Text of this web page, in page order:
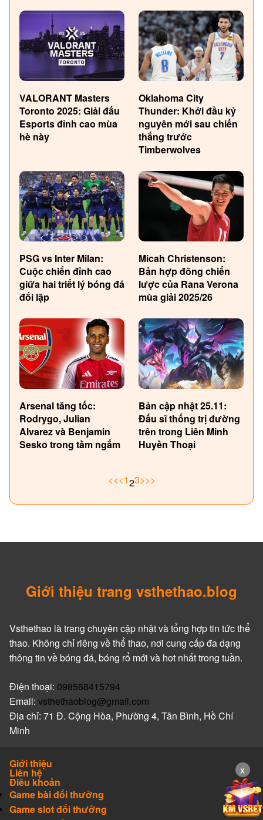
VALORANT Masters
Toronto 2025: Giải đấu
Esports đỉnh cao mùa
hè này
Oklahoma City
Thunder: Khởi đầu kỷ
nguyên mới sau chiến
thắng trước
Timberwolves
PSG vs Inter Milan:
Cuộc chiến đỉnh cao
giữa hai triết lý bóng đá
đối lập
Micah Christenson:
Bản hợp đồng chiến
lược của Rana Verona
mùa giải 2025/26
Arsenal tăng tốc:
Rodrygo, Julian
Alvarez và Benjamin
Sesko trong tầm ngắm
Bản cập nhật 25.11:
Đấu sĩ thống trị đường
trên trong Liên Minh
Huyền Thoại
<<<123>>>
Giới thiệu trang vsthethao.blog
Vsthethao là trang chuyên cập nhật và tổng hợp tin tức thể
thao. Không chỉ riêng về thể thao, nơi cung cấp đa dạng
thông tin về bóng đá, bóng rổ mới và hot nhất trong tuần.
Điện thoại: 098568415794
Email: vsthethaoblog@gmail.com
Địa chỉ: 71 Đ. Cộng Hòa, Phường 4, Tân Bình, Hồ Chí
Minh
Giới thiệu
Liên hệ
Điều khoản
Game bài đổi thưởng
Game slot đổi thưởng
x